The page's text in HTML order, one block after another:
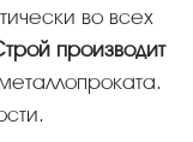
производит